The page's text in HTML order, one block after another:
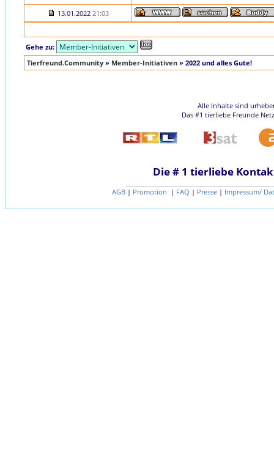
13.01.2022 21:03
Gehe zu:
Tierfreund.Community » Member-Initiativen » 2022 und alles Gute!
Alle Inhalte sind
Das #1 tierliebe Freunde
Die # 1 tierliebe
AGB | Promotion | FAQ | Presse | Impressum/